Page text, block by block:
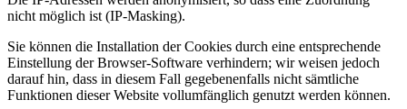
nicht möglich ist (IP-Masking).
Sie können die Installation der Cookies durch eine entsprechende
Einstellung der Browser-Software verhindern; wir weisen jedoch
darauf hin, dass in diesem Fall gegebenenfalls nicht sämtliche
Funktionen dieser Website vollumfänglich genutzt werden können.